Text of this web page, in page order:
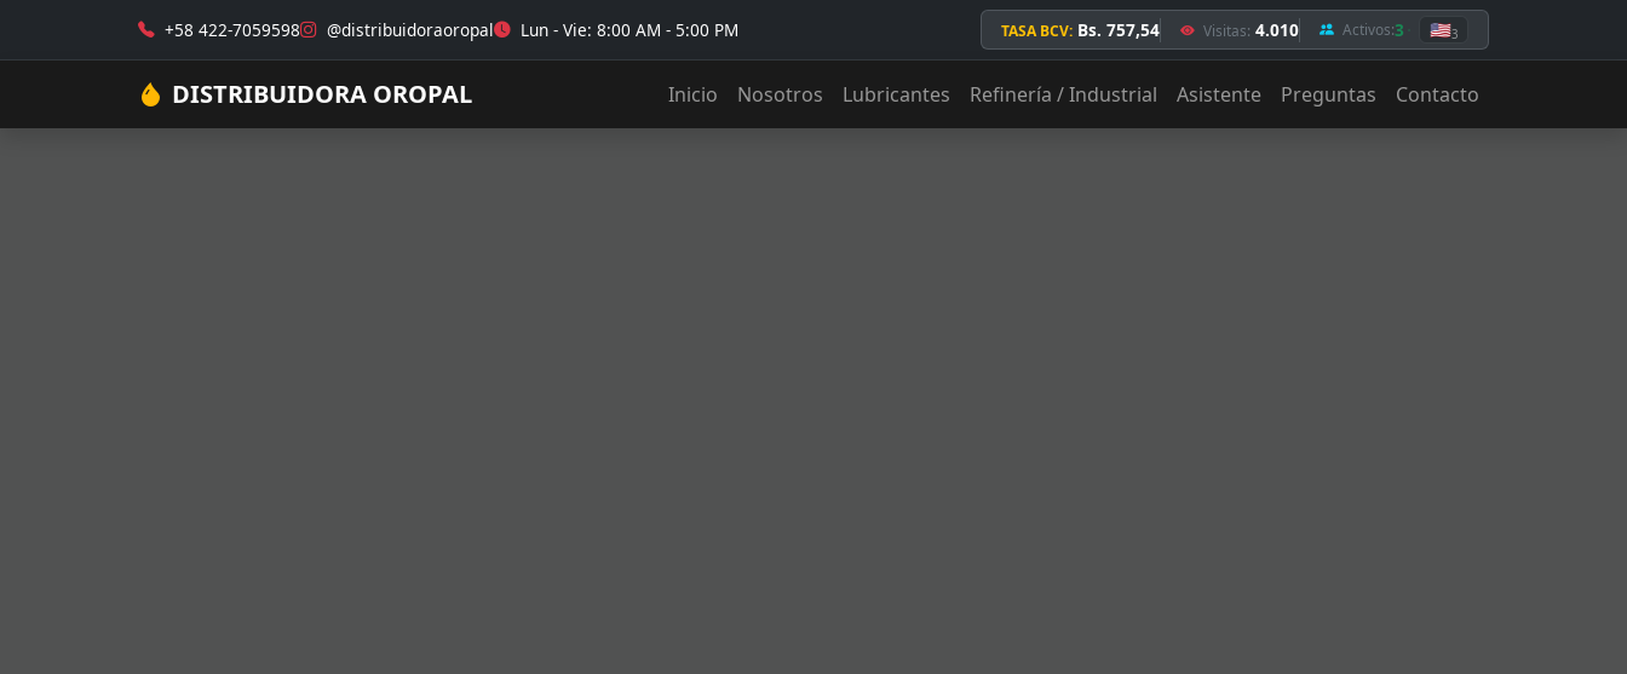
+58 422-7059598 @distribuidoraoropal Lun - Vie: 8:00 AM - 5:00 PM TASA BCV: Bs. 757,54 Visitas: 4.010 Activos:3 🇺🇸3
DISTRIBUIDORA OROPAL Inicio Nosotros Lubricantes Refinería / Industrial Asistente Preguntas Contacto